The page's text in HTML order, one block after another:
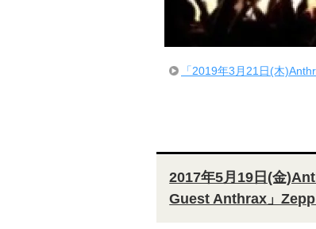
「2019年3月21日(木
2017年5月19日(金
Guest Anthrax」